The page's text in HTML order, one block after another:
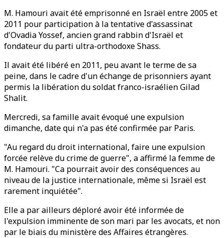
M. Hamouri avait été emprisonné en Israël entre 2005 et
2011 pour participation à la tentative d'assassinat
d'Ovadia Yossef, ancien grand rabbin d'Israël et
fondateur du parti ultra-orthodoxe Shass.
Il avait été libéré en 2011, peu avant le terme de sa
peine, dans le cadre d'un échange de prisonniers ayant
permis la libération du soldat franco-israélien Gilad
Shalit.
Mercredi, sa famille avait évoqué une expulsion
dimanche, date qui n'a pas été confirmée par Paris.
"Au regard du droit international, faire une expulsion
forcée relève du crime de guerre", a affirmé la femme de
M. Hamouri. "Ca pourrait avoir des conséquences au
niveau de la justice internationale, même si Israël est
rarement inquiétée".
Elle a par ailleurs déploré avoir été informée de
l'expulsion imminente de son mari par les avocats, et non
par le biais du ministère des Affaires étrangères.